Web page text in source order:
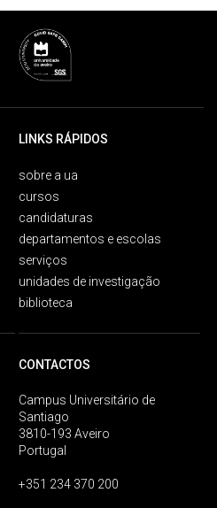
LINKS RÁPIDOS
sobre a ua
cursos
candidaturas
departamentos e escolas
serviços
unidades de investigação
biblioteca
CONTACTOS
Campus Universitário de
Santiago
3810-193 Aveiro
Portugal
+351 234 370 200